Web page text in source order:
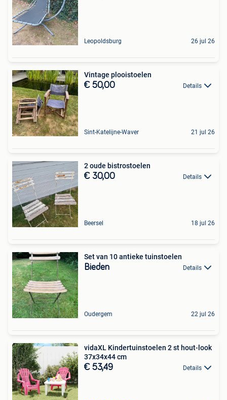
Leopoldsburg 26 jul 26
Vintage plooistoelen
€ 50,00 Details
Sint-Katelijne-Waver 21 jul 26
2 oude bistrostoelen
€ 30,00 Details
Beersel 18 jul 26
Set van 10 antieke tuinstoelen
Bieden Details
Oudergem 22 jul 26
vidaXL Kindertuinstoelen 2 st hout-look
37x34x44 cm
€ 53,49 Details